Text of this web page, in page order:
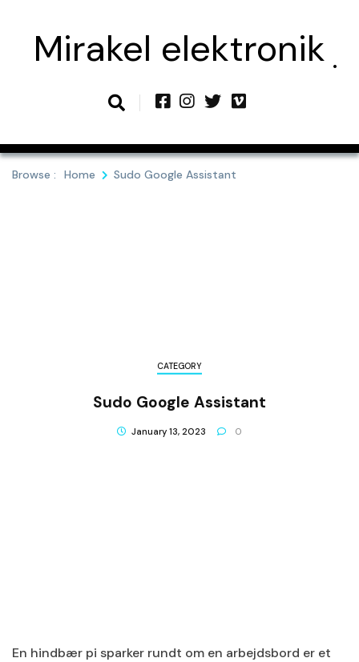
contentMirakel elektronik
Browse : Home Sudo Google Assistant
CATEGORY
Sudo Google Assistant
January 13, 2023 0
En hindbær pi sparker rundt om en arbejdsbord er et